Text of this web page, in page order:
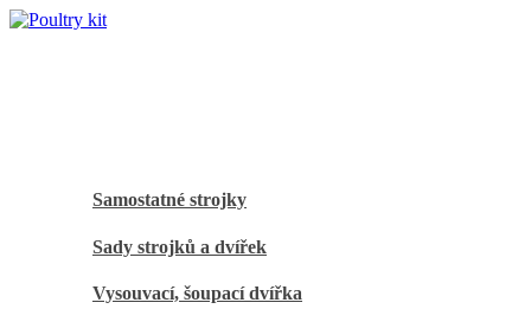
Samostatné strojky
Sady strojků a dvířek
Vysouvací, šoupací dvířka